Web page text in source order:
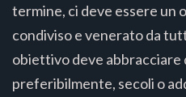
termine, ci deve essere un
condiviso e venerato da
obiettivo deve abbracciare
preferibilmente, secoli o